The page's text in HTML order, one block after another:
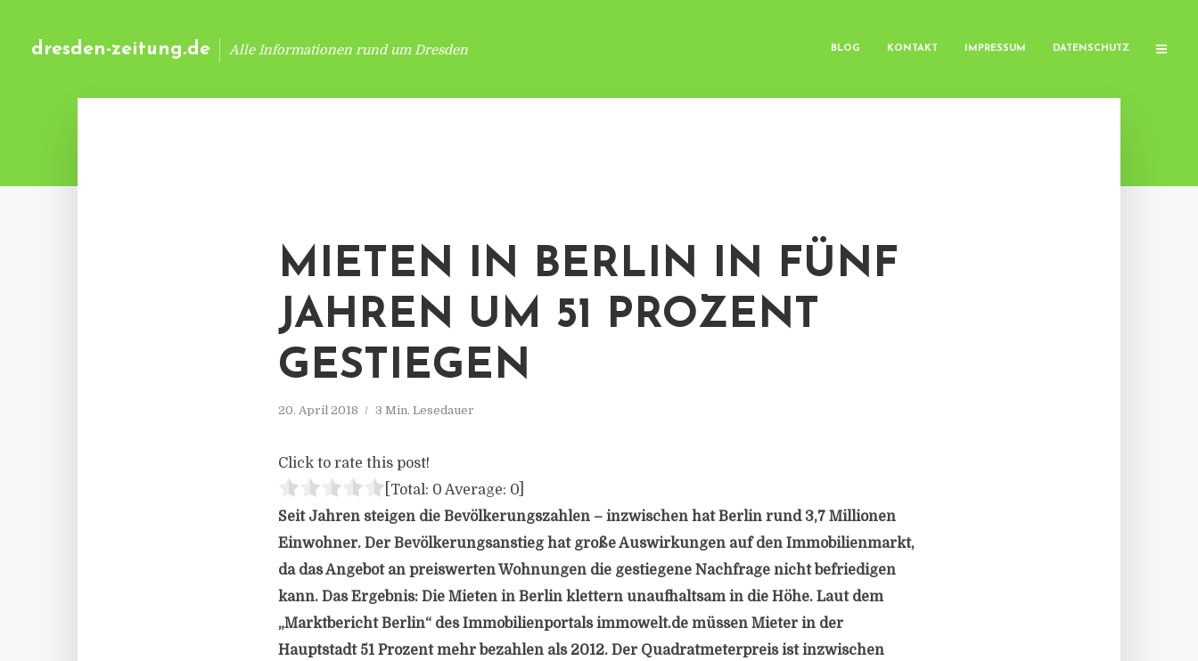
dresden-zeitung.de Alle Informationen rund um Dresden BLOG KONTAKT IMPRESSUM DATENSCHUTZ
MIETEN IN BERLIN IN FÜNF
JAHREN UM 51 PROZENT
GESTIEGEN
20. April 2018 3 Min. Lesedauer
Click to rate this post!
[Total: 0 Average: 0
Seit Jahren steigen die Bevölkerungszahlen – inzwischen hat Berlin rund 3,7 Millionen
Einwohner. Der Bevölkerungsanstieg hat große Auswirkungen auf den Immobilienmarkt,
da das Angebot an preiswerten Wohnungen die gestiegene Nachfrage nicht befriedigen
kann. Das Ergebnis: Die Mieten in Berlin klettern unaufhaltsam in die Höhe. Laut dem
„Marktbericht Berlin“ des Immobilienportals immowelt.de müssen Mieter in der
Hauptstadt 51 Prozent mehr bezahlen als 2012. Der Quadratmeterpreis ist inzwischen